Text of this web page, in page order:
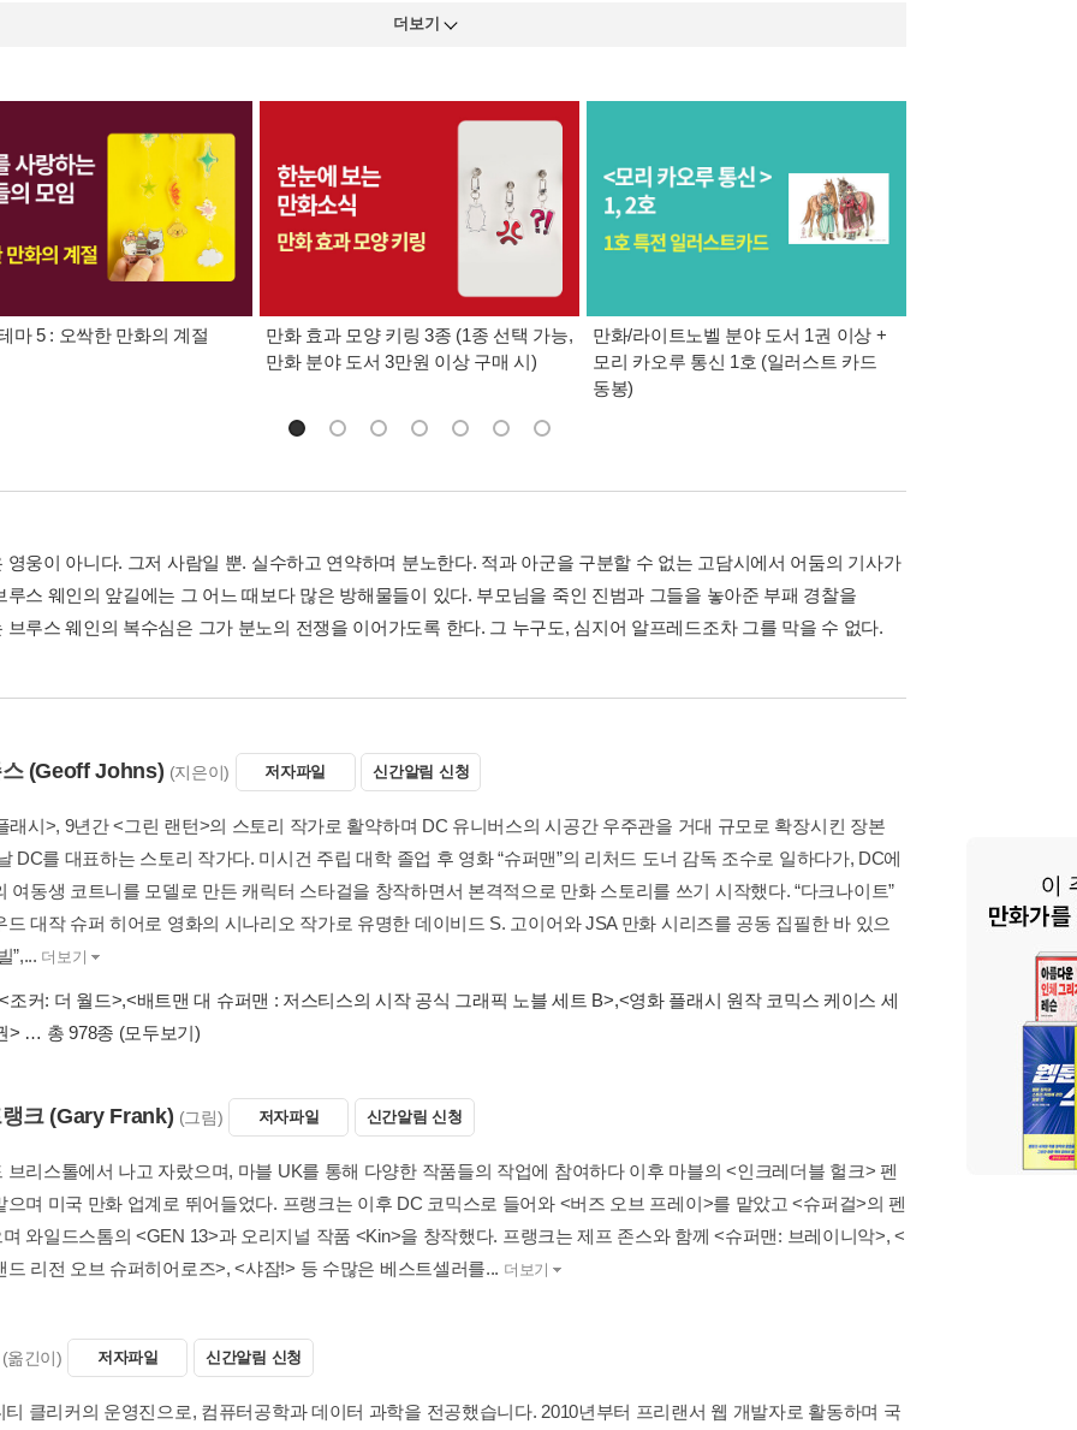
더보기
마 5 : 오싹한 만화의 계절
만화 효과 모양 키링 3종 (1종 선택 가능,
만화 분야 도서 3만원 이상 구매 시)
만화/라이트노벨 분야 도서 1권 이상 +
모리 카오루 통신 1호 (일러스트 카드
동봉)
영웅이 아니다. 그저 사람일 뿐. 실수하고 연약하며 분노한다. 적과 아군을 구분할 수 없는 고담시에서 어둠의 기사가
루스 웨인의 앞길에는 그 어느 때보다 많은 방해물들이 있다. 부모님을 죽인 진범과 그들을 놓아준 부패 경찰을
브루스 웨인의 복수심은 그가 분노의 전쟁을 이어가도록 한다. 그 누구도, 심지어 알프레드조차 그를 막을 수 없다.
(Geoff Johns) (지은이) 저자파일 신간알림 신청
래시>, 9년간 <그린 랜턴>의 스토리 작가로 활약하며 DC 유니버스의 시공간 우주관을 거대 규모로 확장시킨 장본
DC를 대표하는 스토리 작가다. 미시건 주립 대학 졸업 후 영화 “슈퍼맨”의 리처드 도너 감독 조수로 일하다가, DC에
여동생 코트니를 모델로 만든 캐릭터 스타걸을 창작하면서 본격적으로 만화 스토리를 쓰기 시작했다. “다크나이트”
드 대작 슈퍼 히어로 영화의 시나리오 작가로 유명한 데이비드 S. 고이어와 JSA 만화 시리즈를 공동 집필한 바 있으
”,... 더보기
<조커: 더 월드>,<배트맨 대 슈퍼맨 : 저스티스의 시작 공식 그래픽 노블 세트 B>,<영화 플래시 원작 코믹스 케이스 세
> … 총 978종 (모두보기)
크(Gary Frank) (그림) 저자파일 신간알림 신청
브리스톨에서 나고 자랐으며, 마블 UK를 통해 다양한 작품들의 작업에 참여하다 이후 마블의 <인크레더블 헐크> 펜
으며 미국 만화 업계로 뛰어들었다. 프랭크는 이후 DC 코믹스로 들어와 <버즈 오브 프레이>를 맡았고 <슈퍼걸>의 펜
와일드스톰의 <GEN 13>과 오리지널 작품 <Kin>을 창작했다. 프랭크는 제프 존스와 함께 <슈퍼맨: 브레이니악>, <
드 리전 오브 슈퍼히어로즈>, <샤잠!> 등 수많은 베스트셀러를... 더보기
(옮긴이) 저자파일 신간알림 신청
티 클리커의 운영진으로, 컴퓨터공학과 데이터 과학을 전공했습니다. 2010년부터 프리랜서 웹 개발자로 활동하며 국